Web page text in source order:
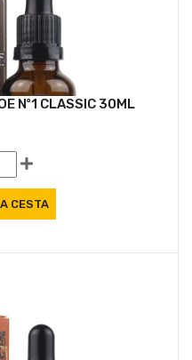
Nº1 CLASSIC 30ML